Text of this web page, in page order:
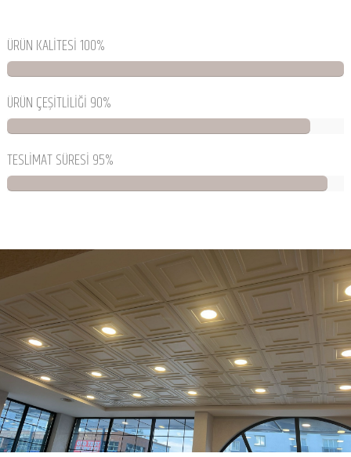
ÜRÜN KALİTESİ 100%
ÜRÜN ÇEŞİTLİLİĞİ 90%
TESLİMAT SÜRESİ 95%